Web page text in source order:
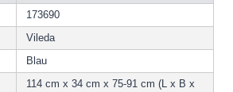
173690
Vileda
Blau
114 cm x 34 cm x 75-91 cm (L x B x